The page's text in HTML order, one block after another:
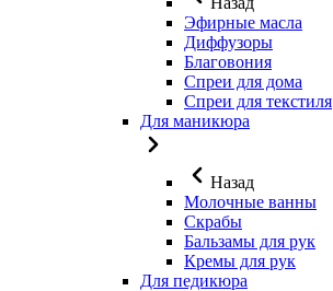
Эфирные масла
Диффузоры
Благовония
Спреи для дома
Спреи для текстиля
Для маникюра
Назад
Молочные ванны
Скрабы
Бальзамы для рук
Кремы для рук
Для педикюра